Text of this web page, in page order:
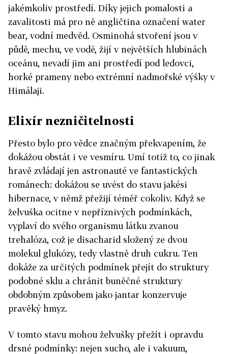
jakémkoliv prostředí. Díky jejich pomalosti a
zavalitosti má pro ně angličtina označení water
bear, vodní medvěd. Osminohá stvoření jsou v
půdě, mechu, ve vodě, žijí v největších hlubinách
oceánu, nevadí jim ani prostředí pod ledovci,
horké prameny nebo extrémní nadmořské výšky v
Himálaji.
Elixír nezničitelnosti
Přesto bylo pro vědce značným překvapením, že
dokážou obstát i ve vesmíru. Umí totiž to, co jinak
hravě zvládají jen astronauté ve fantastických
románech: dokážou se uvést do stavu jakési
hibernace, v němž přežijí téměř cokoliv. Když se
želvuška ocitne v nepříznivých podmínkách,
vyplaví do svého organismu látku zvanou
trehalóza, což je disacharid složený ze dvou
molekul glukózy, tedy vlastně druh cukru. Ten
dokáže za určitých podmínek přejít do struktury
podobné sklu a chránit buněčné struktury
obdobným způsobem jako jantar konzervuje
pravěký hmyz.
V tomto stavu mohou želvušky přežít i opravdu
drsné podmínky: nejen sucho, ale i vakuum,